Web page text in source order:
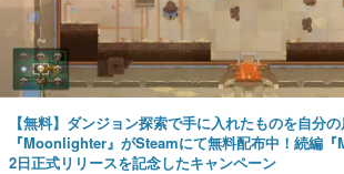
【無料】ダンジョン探索で手に入れたものを自分
『Moonlighter』がSteamにて無料配布中！続編
2日正式リリースを記念したキャンペーン